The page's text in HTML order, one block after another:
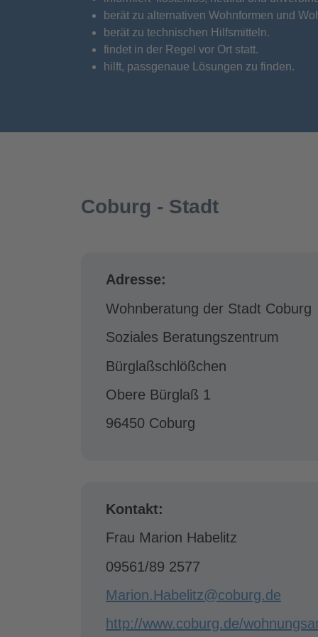
berät zu alternativen Wohnformen und
berät zu technischen Hilfsmitteln.
findet in der Regel vor Ort statt.
hilft, passgenaue Lösungen zu finden.
Coburg - Stadt
Adresse:
Wohnberatung der Stadt Coburg
Soziales Beratungszentrum
Bürglaßschlößchen
Obere Bürglaß 1
96450 Coburg
Kontakt:
Frau Marion Habelitz
09561/89 2577
Marion.Habelitz@coburg.de
http://www.coburg.de/